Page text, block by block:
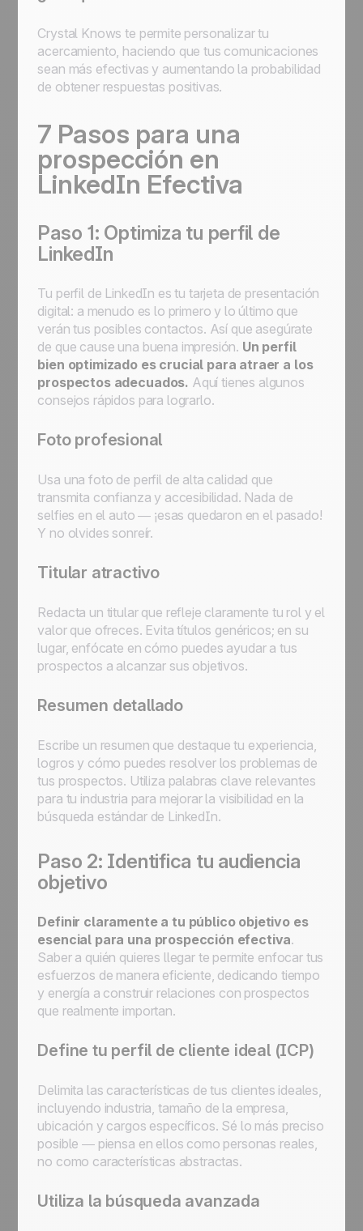
Crystal Knows te permite personalizar tu
acercamiento, haciendo que tus comunicaciones
sean más efectivas y aumentando la probabilidad
de obtener respuestas positivas.
7 Pasos para una
prospección en
LinkedIn Efectiva
Paso 1: Optimiza tu perfil de
LinkedIn
Tu perfil de LinkedIn es tu tarjeta de presentación
digital: a menudo es lo primero y lo último que
verán tus posibles contactos. Así que asegúrate
de que cause una buena impresión. Un perfil
bien optimizado es crucial para atraer a los
prospectos adecuados. Aquí tienes algunos
consejos rápidos para lograrlo.
Foto profesional
Usa una foto de perfil de alta calidad que
transmita confianza y accesibilidad. Nada de
selfies en el auto — ¡esas quedaron en el pasado!
Y no olvides sonreír.
Titular atractivo
Redacta un titular que refleje claramente tu rol y el
valor que ofreces. Evita títulos genéricos; en su
lugar, enfócate en cómo puedes ayudar a tus
prospectos a alcanzar sus objetivos.
Resumen detallado
Escribe un resumen que destaque tu experiencia,
logros y cómo puedes resolver los problemas de
tus prospectos. Utiliza palabras clave relevantes
para tu industria para mejorar la visibilidad en la
búsqueda estándar de LinkedIn.
Paso 2: Identifica tu audiencia
objetivo
Definir claramente a tu público objetivo es
esencial para una prospección efectiva.
Saber a quién quieres llegar te permite enfocar tus
esfuerzos de manera eficiente, dedicando tiempo
y energía a construir relaciones con prospectos
que realmente importan.
Define tu perfil de cliente ideal (ICP)
Delimita las características de tus clientes ideales,
incluyendo industria, tamaño de la empresa,
ubicación y cargos específicos. Sé lo más preciso
posible — piensa en ellos como personas reales,
no como características abstractas.
Utiliza la búsqueda avanzada